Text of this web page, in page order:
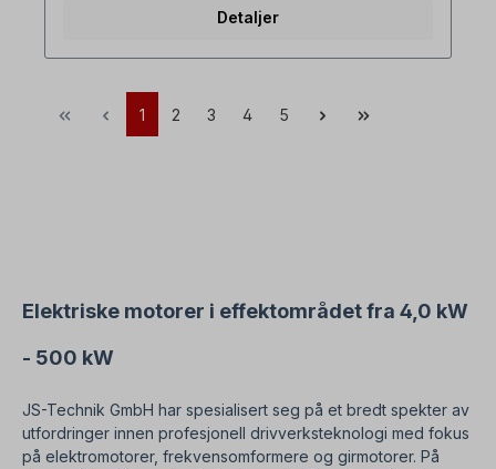
PTC-termistorer, Driftsmodus=S1- 100 % ED,
støpejern, isolasjonsklasse=F (155 °C),
(hvis tilgjengelig). Motorlagrene er konstruert for
clutchdrift. For remdrift anbefaler vi forsterkede
uforpliktende eksempler! Med forbehold om
tekniske endringer.
Detaljer
1 2 3 4 5
Elektriske motorer i effektområdet fra 4,0 kW
- 500 kW
JS-Technik GmbH har spesialisert seg på et bredt spekter av
utfordringer innen profesjonell drivverksteknologi med fokus
på elektromotorer, frekvensomformere og girmotorer. På